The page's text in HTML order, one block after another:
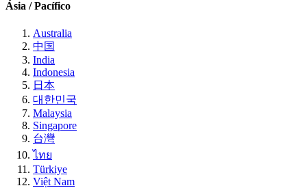
Ásia / Pacífico
Australia
中国
India
Indonesia
日本
대한민국
Malaysia
Singapore
台灣
ไทย
Türkiye
Việt Nam